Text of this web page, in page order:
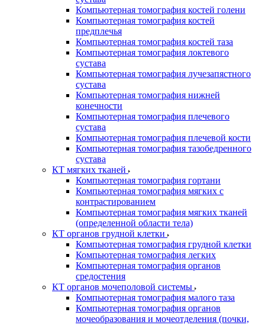
Компьютерная томография костей голени
Компьютерная томография костей
предплечья
Компьютерная томография костей таза
Компьютерная томография локтевого
сустава
Компьютерная томография лучезапястного
сустава
Компьютерная томография нижней
конечности
Компьютерная томография плечевого
сустава
Компьютерная томография плечевой кости
Компьютерная томография тазобедренного
сустава
КТ мягких тканей
Компьютерная томография гортани
Компьютерная томография мягких с
контрастированием
Компьютерная томография мягких тканей
(определенной области тела)
КТ органов грудной клетки
Компьютерная томография грудной клетки
Компьютерная томография легких
Компьютерная томография органов
средостения
КТ органов мочеполовой системы
Компьютерная томография малого таза
Компьютерная томография органов
мочеобразования и мочеотделения (почки,